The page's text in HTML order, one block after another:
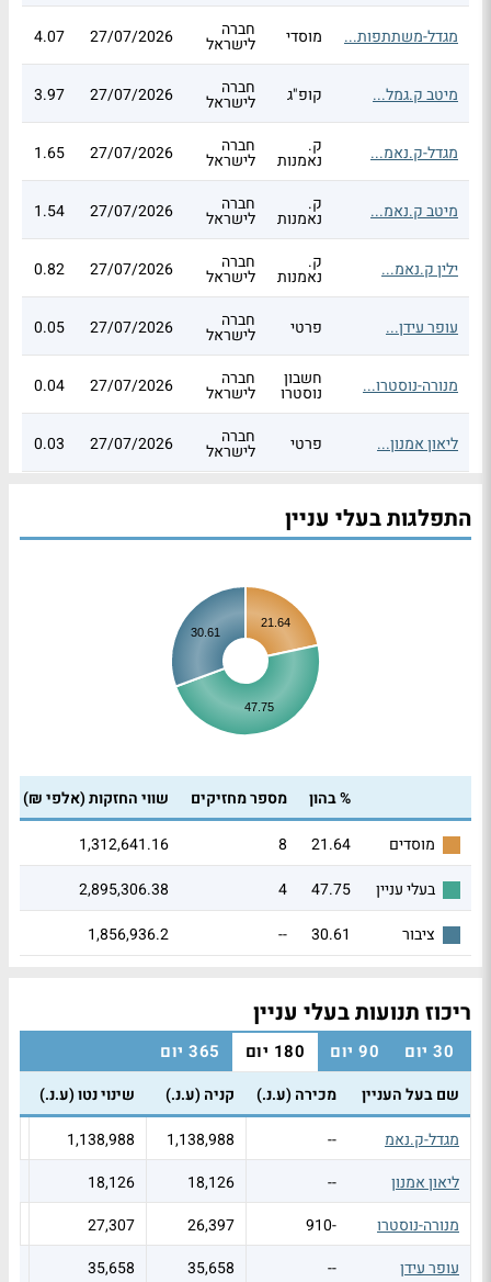
מגדל-משתתפות... מוסדי חברה
לישראל 27/07/2026
4.07
מיטב ק.גמל... קופ"ג חברה
לישראל 27/07/2026
3.97
מגדל-ק.נאמ... ק.
נאמנות
חברה
לישראל 27/07/2026
1.65
מיטב ק.נאמ... ק.
נאמנות
חברה
לישראל 27/07/2026
1.54
ילין ק.נאמ... ק.
נאמנות
חברה
לישראל 27/07/2026
0.82
עופר עידן... פרטי חברה
לישראל 27/07/2026
0.05
מנורה-נוסטרו... חשבון
נוסטרו
חברה
לישראל 27/07/2026
0.04
ליאון אמנון... פרטי חברה
לישראל 27/07/2026
0.03
התפלגות בעלי עניין
21.64
47.75
30.61
% בהון מספר מחזיקים שווי החזקות (אלפי ₪)
מוסדים 21.64
8
1,312,641.16
בעלי עניין
47.75
4
2,895,306.38
ציבור
30.61
--
1,856,936.2
ריכוז תנועות בעלי עניין
30 יום 90 יום 180 יום 365 יום
שם בעל העניין מכירה (ע.נ.) קניה (ע.נ.) שינוי נטו (ע.נ.)
מגדל-ק.נאמ
--
1,138,988
1,138,988
ליאון אמנון
--
18,126
18,126
מנורה-נוסטרו
-910
26,397
27,307
עופר עידן
--
35,658
35,658